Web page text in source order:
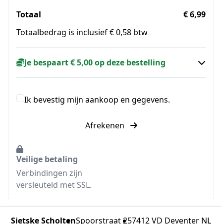
Totaal
€ 6,99
Totaalbedrag is inclusief € 0,58 btw
Je bespaart € 5,00 op deze bestelling
Ik bevestig mijn aankoop en gegevens.
Afrekenen
Veilige betaling
Verbindingen zijn
versleuteld met SSL.
Sietske ScholtenSpoorstraat 257412 VD Deventer NL